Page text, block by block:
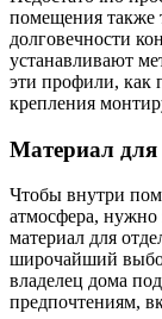
помещения также
долговечности
устанавливают
эти профили, как
крепления
Материал
Чтобы внутри
атмосфера, нужно
материал для
широчайший
владелец дома
предпочтениям,